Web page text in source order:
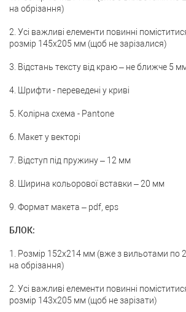
на обрізання)
2. Усі важливі елементи повинні
розмір 145x205 мм (щоб не зарізалися)
3. Відстань тексту від краю – не ближче 5
4. Шрифти - переведені у криві
5. Колірна схема - Pantone
6. Макет у векторі
7. Відступ під пружину – 12 мм
8. Ширина кольорової вставки – 20 мм
9. Формат макета – pdf, eps
БЛОК:
1. Розмір 152х214 мм (вже з вильотами по
на обрізання)
2. Усі важливі елементи повинні
розмір 143x205 мм (щоб не зарізати)